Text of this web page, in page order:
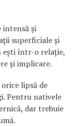
intensă și
superficiale și
ești într-o relație,
și implicare.
lipsă de
Pentru nativele
dar trebuie